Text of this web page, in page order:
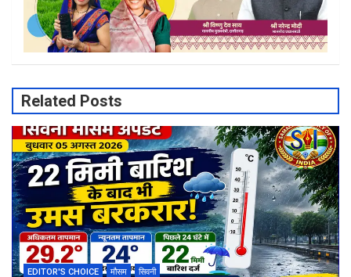
Related Posts
EDITOR'S CHOICE मौसम सिवनी